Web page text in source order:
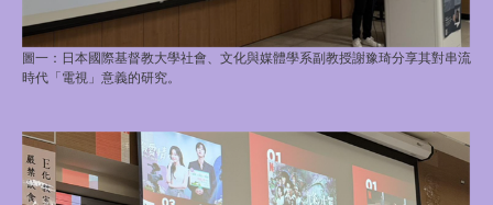
圖一：日本國際基督教大學社會、文化與媒體學系副教授謝豫琦分享其對串流
時代「電視」意義的研究。